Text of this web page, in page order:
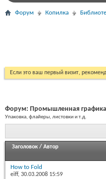
Форум Копилка
Если это ваш первый визит,
Форум: Промышленная графика
Упаковка, флайеры, листовки и т.д.
Заголовок / Автор
How to Fold
eiff, 30.03.2008 15:59